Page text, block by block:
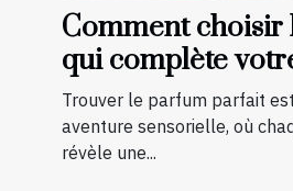
Comment choisir
qui complète
Trouver le parfum parfait
aventure sensorielle, où
révèle une...